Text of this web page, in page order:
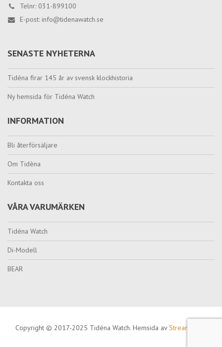
Telnr: 031-899100
E-post: info@tidenawatch.se
SENASTE NYHETERNA
Tidéna firar 145 år av svensk klockhistoria
Ny hemsida för Tidéna Watch
INFORMATION
Bli återförsäljare
Om Tidèna
Kontakta oss
VÅRA VARUMÄRKEN
Tidéna Watch
Di-Modell
BEAR
Copyright © 2017-2025 Tidéna Watch. Hemsida avStreamcode